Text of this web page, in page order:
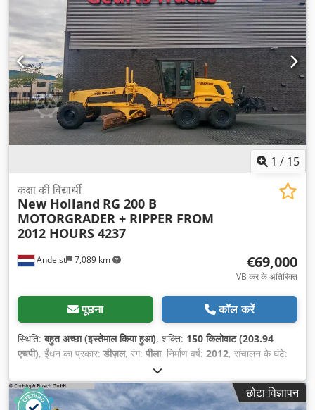
1 / 15
Andelst 7,089 km
कक्षा की विद्यार्थी
New Holland RG 200 B
MOTORGRADER + RIPPER FROM
2012 HOURS 4237
€69,000
VB कर के अतिरिक्त
पूछना कॉल करें
स्थिति:बहुत अच्छा (इस्तेमाल किया हुआ), शक्ति: 150 किलोवाट (203.94
एचपी), ईंधन का प्रकार: डीज़ल, रंग: पीला, निर्माण वर्ष: 2012, संचालन के घंटे:
छोटा विज्ञापन